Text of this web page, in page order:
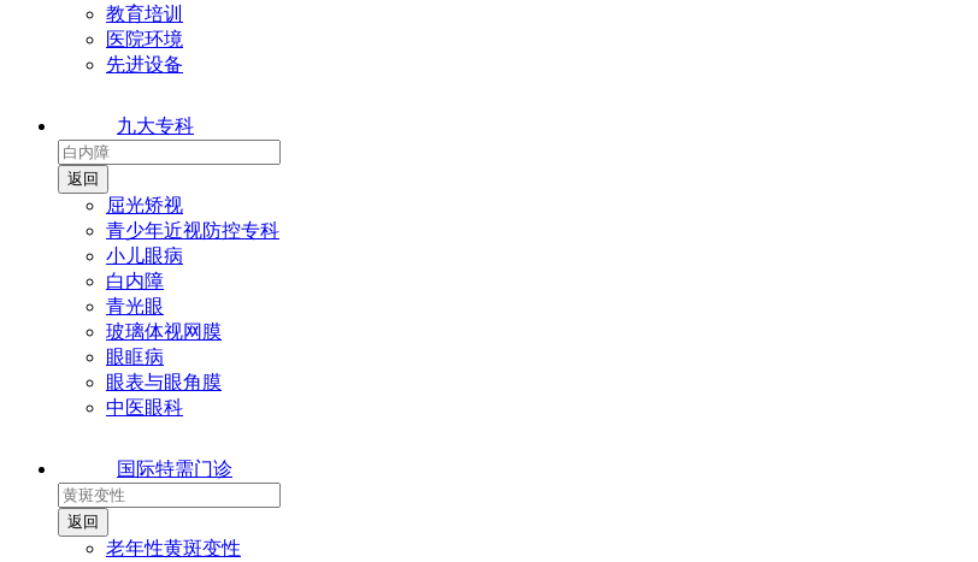
教育培训
医院环境
先进设备
九大专科
屈光矫视
青少年近视防控专科
小儿眼病
白内障
青光眼
玻璃体视网膜
眼眶病
眼表与眼角膜
中医眼科
国际特需门诊
老年性黄斑变性